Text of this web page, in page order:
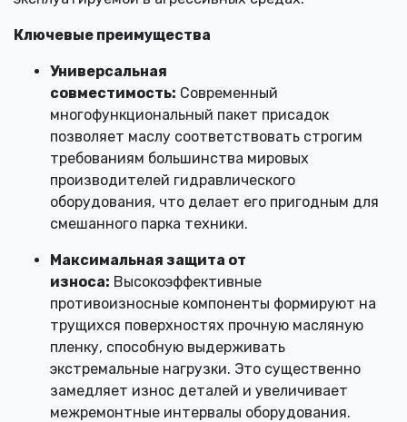
Ключевые преимущества
Универсальная
совместимость: Современный
многофункциональный пакет присадок
позволяет маслу соответствовать строгим
требованиям большинства мировых
производителей гидравлического
оборудования, что делает его пригодным для
смешанного парка техники.
Максимальная защита от
износа: Высокоэффективные
противоизносные компоненты формируют на
трущихся поверхностях прочную масляную
пленку, способную выдерживать
экстремальные нагрузки. Это существенно
замедляет износ деталей и увеличивает
межремонтные интервалы оборудования.